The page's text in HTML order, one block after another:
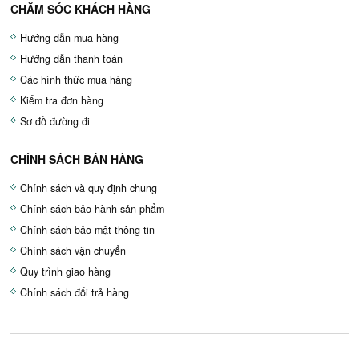
CHĂM SÓC KHÁCH HÀNG
Hướng dẫn mua hàng
Hướng dẫn thanh toán
Các hình thức mua hàng
Kiểm tra đơn hàng
Sơ đồ đường đi
CHÍNH SÁCH BÁN HÀNG
Chính sách và quy định chung
Chính sách bảo hành sản phẩm
Chính sách bảo mật thông tin
Chính sách vận chuyển
Quy trình giao hàng
Chính sách đổi trả hàng